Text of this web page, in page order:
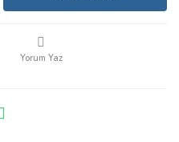
Yorum Yaz